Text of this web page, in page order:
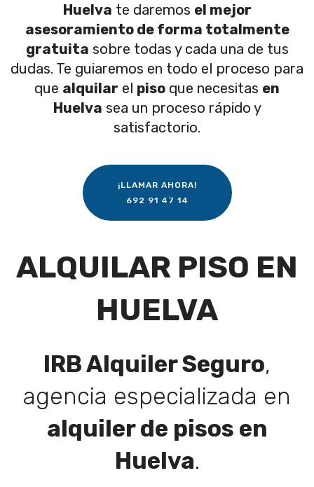
Huelva te daremos el mejor
asesoramiento de forma totalmente
gratuita sobre todas y cada una de tus
dudas. Te guiaremos en todo el proceso para
que alquilar el piso que necesitas en
Huelva sea un proceso rápido y
satisfactorio.
¡LLAMAR AHORA!
692 91 47 14
ALQUILAR PISO EN
HUELVA
IRB Alquiler Seguro,
agencia especializada en
alquiler de pisos en
Huelva.